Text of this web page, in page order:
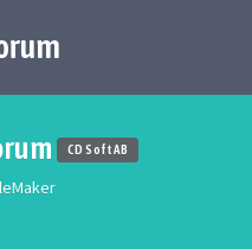
CD Soft AB